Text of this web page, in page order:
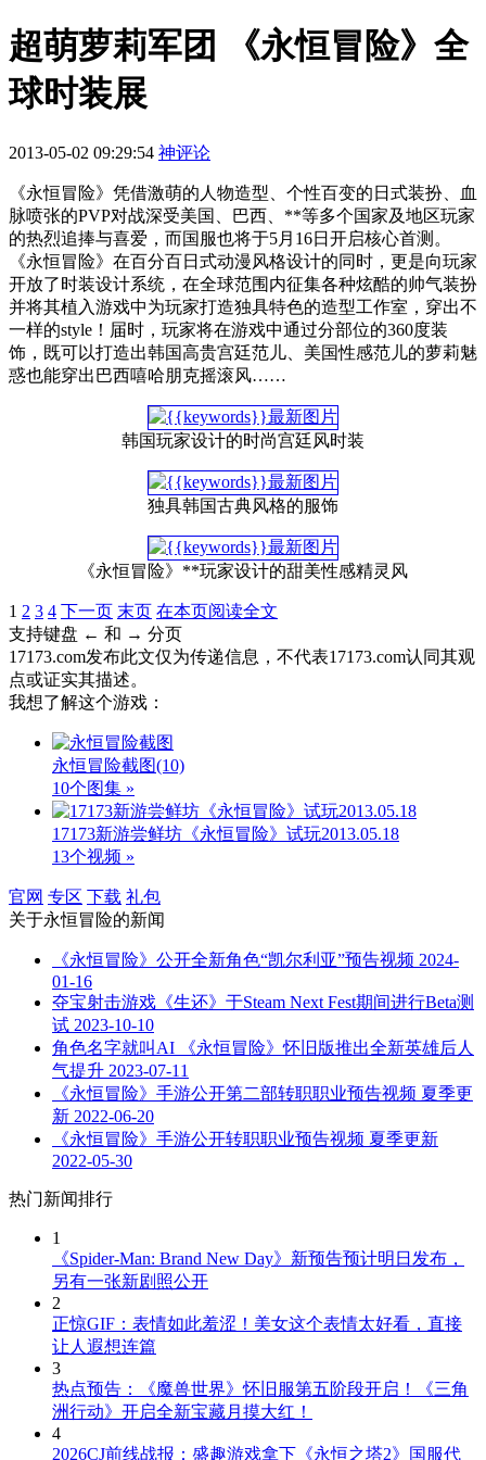
超萌萝莉军团 《永恒冒险》全
球时装展
2013-05-02 09:29:54 神评论
《永恒冒险》凭借激萌的人物造型、个性百变的日式装扮、血
脉喷张的PVP对战深受美国、巴西、**等多个国家及地区玩家
的热烈追捧与喜爱，而国服也将于5月16日开启核心首测。
《永恒冒险》在百分百日式动漫风格设计的同时，更是向玩家
开放了时装设计系统，在全球范围内征集各种炫酷的帅气装扮
并将其植入游戏中为玩家打造独具特色的造型工作室，穿出不
一样的style！届时，玩家将在游戏中通过分部位的360度装
饰，既可以打造出韩国高贵宫廷范儿、美国性感范儿的萝莉魅
惑也能穿出巴西嘻哈朋克摇滚风……
韩国玩家设计的时尚宫廷风时装
独具韩国古典风格的服饰
《永恒冒险》**玩家设计的甜美性感精灵风
1 2 3 4 下一页 末页 在本页阅读全文
支持键盘 ← 和 → 分页
17173.com发布此文仅为传递信息，不代表17173.com认同其观
点或证实其描述。
我想了解这个游戏：
永恒冒险截图(10)
10个图集 »
17173新游尝鲜坊《永恒冒险》试玩2013.05.18
13个视频 »
官网 专区 下载 礼包
关于永恒冒险的新闻
《永恒冒险》公开全新角色“凯尔利亚”预告视频 2024-
01-16
夺宝射击游戏《生还》于Steam Next Fest期间进行Beta测
试 2023-10-10
角色名字就叫AI 《永恒冒险》怀旧版推出全新英雄后人
气提升 2023-07-11
《永恒冒险》手游公开第二部转职职业预告视频 夏季更
新 2022-06-20
《永恒冒险》手游公开转职职业预告视频 夏季更新
2022-05-30
热门新闻排行
1
《Spider-Man: Brand New Day》新预告预计明日发布，
另有一张新剧照公开
2
正惊GIF：表情如此羞涩！美女这个表情太好看，直接
让人遐想连篇
3
热点预告：《魔兽世界》怀旧服第五阶段开启！《三角
洲行动》开启全新宝藏月摸大红！
4
2026CJ前线战报：盛趣游戏拿下《永恒之塔2》国服代